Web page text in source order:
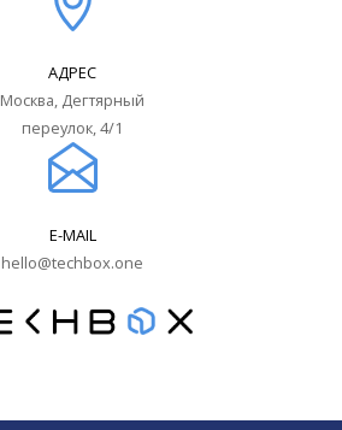
АДРЕС
Москва, Дегтярный
переулок, 4/1
E-MAIL
hello@techbox.one